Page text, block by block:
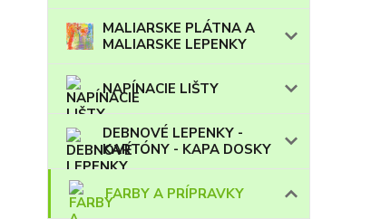
MALIARSKE PLÁTNA A
MALIARSKE LEPENKY
NAPÍNACIE LIŠTY
DEBNOVÉ LEPENKY -
KARTÓNY - KAPA DOSKY
FARBY A PRÍPRAVKY